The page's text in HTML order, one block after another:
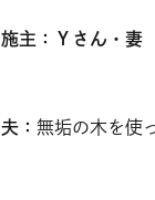
施主：Ｙさん・妻
夫： 無垢の木を使